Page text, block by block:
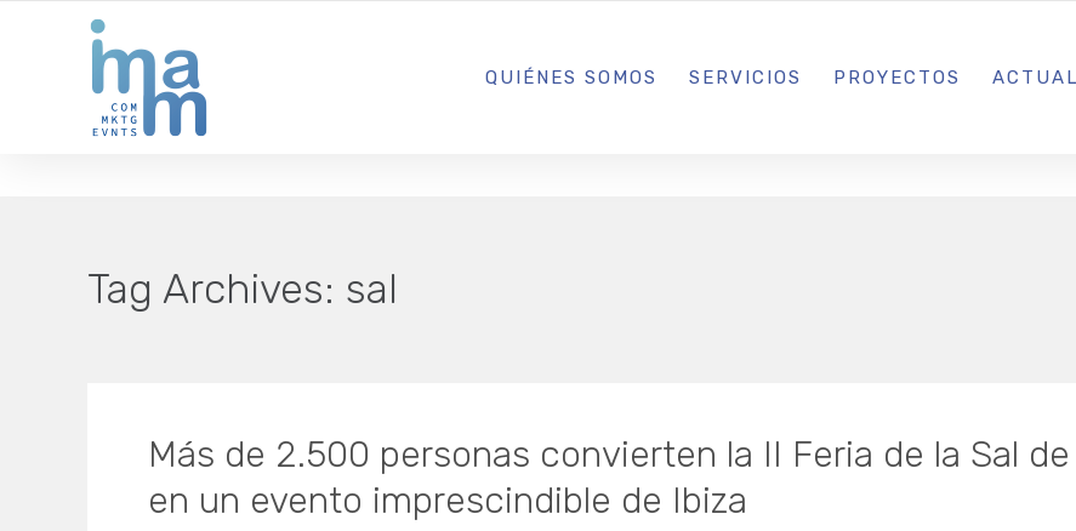
AGENCIA CREATIVA DE COMUNICACIÓN Y ESTRATEGIA DIGITAL IBIZA · MADRID · BARCELONA
QUIÉNES SOMOS SERVICIOS PROYECTOS
Tag Archives: sal
Más de 2.500 personas convierten la II Feria de la Sal
en un evento imprescindible de Ibiza